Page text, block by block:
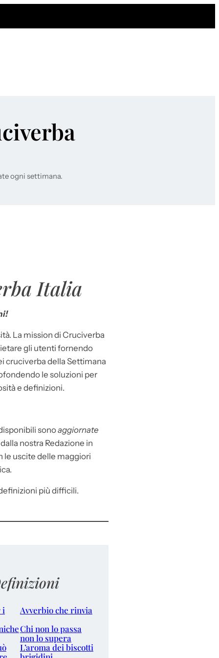
ogni settimana.
Italia
La mission di Cruciverba
gli utenti fornendo
cruciverba della Settimana
le soluzioni per
e definizioni.
sonoaggiornate
dalla nostra Redazione in
le uscite delle maggiori
più difficili.
i
Avverbio che rinvia
Chi non lo passa
non lo supera
L’aroma dei biscotti